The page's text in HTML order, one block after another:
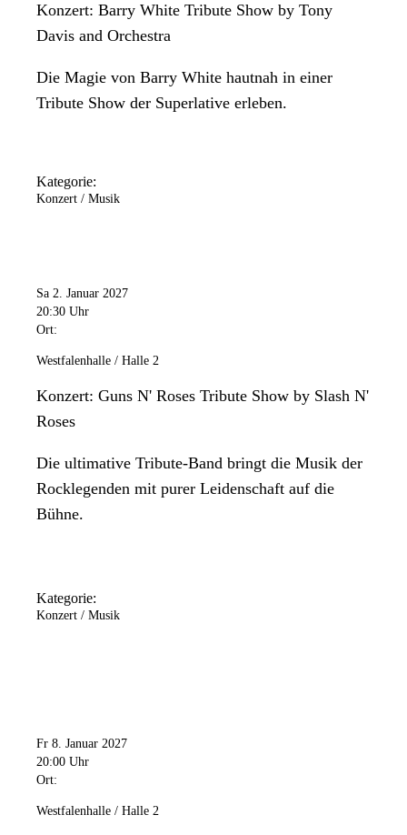
Konzert: Barry White Tribute Show by Tony
Davis and Orchestra
Die Magie von Barry White hautnah in einer
Tribute Show der Superlative erleben.
Kategorie:
Konzert / Musik
Sa 2. Januar 2027
20:30 Uhr
Ort:
Westfalenhalle / Halle 2
Konzert: Guns N' Roses Tribute Show by Slash N'
Roses
Die ultimative Tribute-Band bringt die Musik der
Rocklegenden mit purer Leidenschaft auf die
Bühne.
Kategorie:
Konzert / Musik
Fr 8. Januar 2027
20:00 Uhr
Ort:
Westfalenhalle / Halle 2